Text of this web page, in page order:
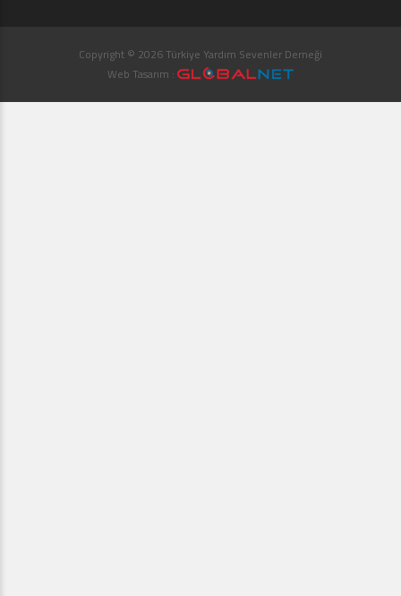
Copyright © 2026 Türkiye Yardım Sevenler Derneği
Web Tasarım :